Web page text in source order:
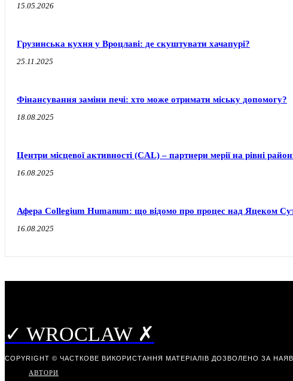
15.05.2026
Грузинська кухня у Вроцлаві: де скуштувати хачапурі?
25.11.2025
Фінансування заміни печі: хто може отримати міську допомогу?
18.08.2025
Центри місцевої активності (CAL) – партнери мерії на рівні
16.08.2025
Афера Collegium Humanum: що відомо про процес над Яцеком
16.08.2025
✓ WROCLAW ✗
COPYRIGHT © ЧАСТКОВЕ ВИКОРИСТАННЯ МАТЕРІАЛІВ ДОЗВОЛЕНО ЗА
АВТОРИ